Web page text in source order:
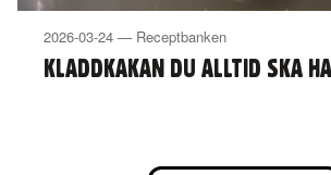
2026-03-24 — Receptbanken
KLADDKAKAN DU ALLTID SKA